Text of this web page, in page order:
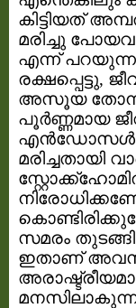
കിട്ടിയത്‌
മരിച്ചു
എന്ന്
രക്ഷപ്പെട്ടു,
അസൂയ
പൂര്‍ണ്ണമായ
മരിച്ചതായി
സമരം
ഇതാണ്